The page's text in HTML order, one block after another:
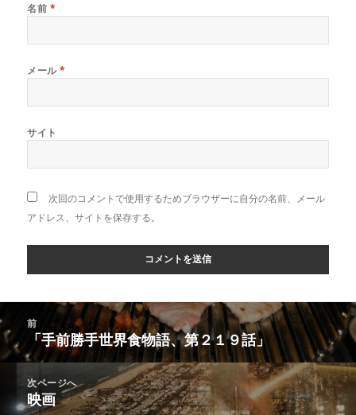
名前 *
メール*
サイト
次回のコメントで使用するためブラウザーに自分の名前、メール
アドレス、サイトを保存する。
稿
ナ
前
前
の
投
稿:
「手前勝手世界食物語、第２１９話」
次ページへ
次
映画